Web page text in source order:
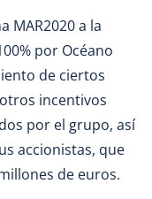
MAR2020 a la
por Océano
de ciertos
incentivos
por el grupo, así
accionistas, que
de euros.